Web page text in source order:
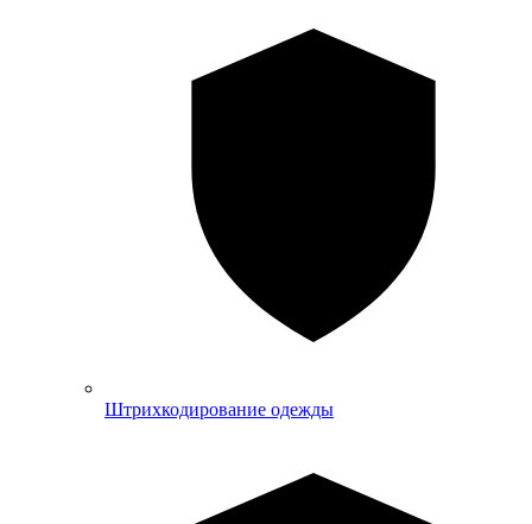
Штрихкодирование одежды